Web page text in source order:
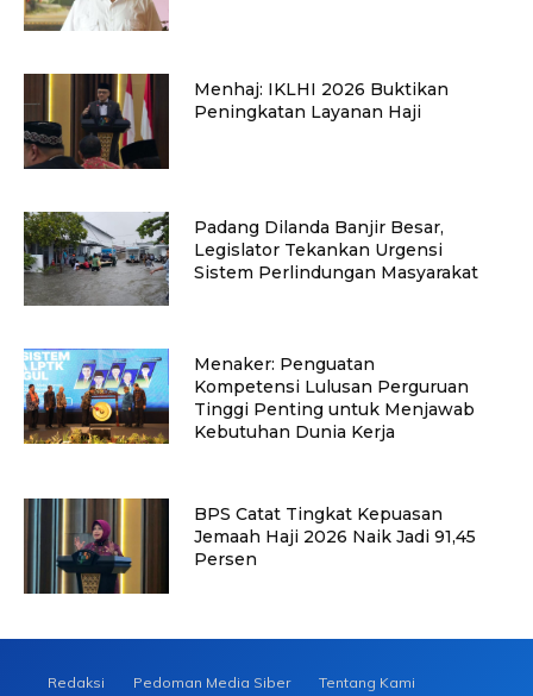
Menhaj: IKLHI 2026 Buktikan
Peningkatan Layanan Haji
Padang Dilanda Banjir Besar,
Legislator Tekankan Urgensi
Sistem Perlindungan Masyarakat
Menaker: Penguatan
Kompetensi Lulusan Perguruan
Tinggi Penting untuk Menjawab
Kebutuhan Dunia Kerja
BPS Catat Tingkat Kepuasan
Jemaah Haji 2026 Naik Jadi 91,45
Persen
Redaksi Pedoman Media Siber Tentang Kami